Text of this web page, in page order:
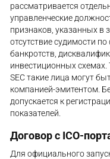
рассматривается
управленческие
признаков, указанных в
отсутствие судимости
банкротств,
инвестиционных схемах.
SEC такие лица могут
компанией-эмитентом.
допускается к
показателей.
Договор с ICO-
Для официального